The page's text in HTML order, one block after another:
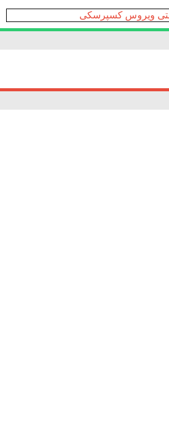
ویروس کسپرسکی